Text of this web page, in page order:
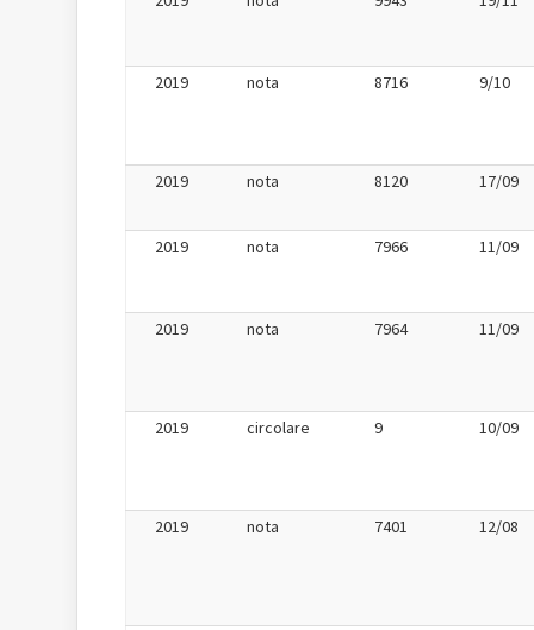
2019 nota 8716 9/10
2019 nota 8120 17/09
2019 nota 7966 11/09
2019 nota 7964 11/09
2019 circolare 9 10/09
2019 nota 7401 12/08